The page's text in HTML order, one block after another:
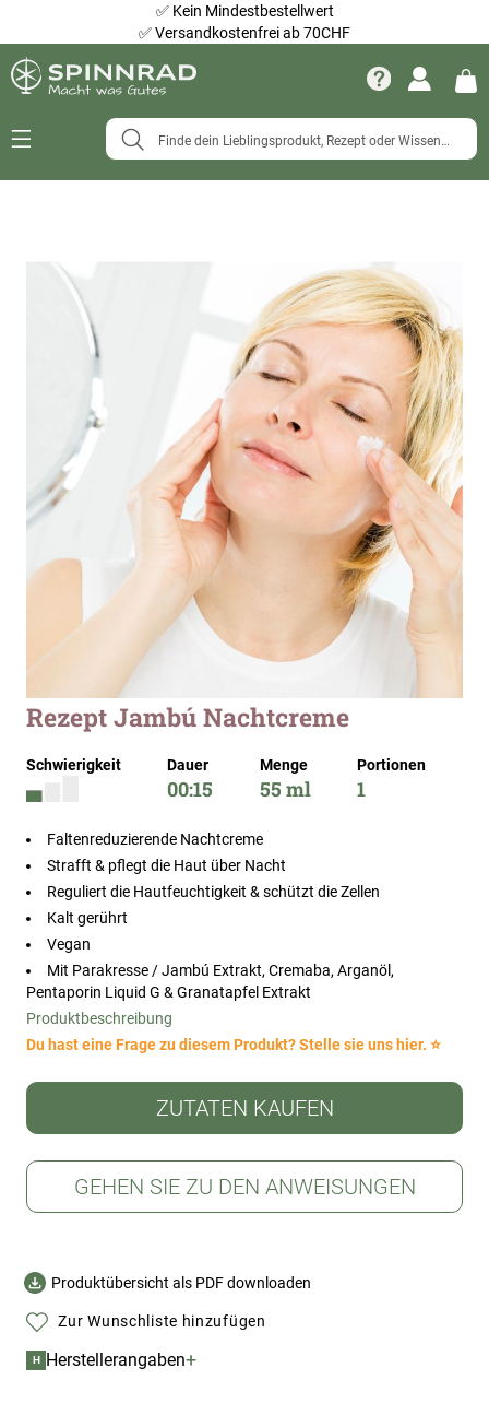
✅ Kein Mindestbestellwert
✅Versandkostenfrei ab 70CHF
Navigation
Bildergalerie
Zum
Anfang
Bildergalerie
springen
Rezept Jambú Nachtcreme
Schwierigkeit Dauer
00:15
Menge
55 ml
Portionen
1
Faltenreduzierende Nachtcreme
Strafft & pflegt die Haut über Nacht
Reguliert die Hautfeuchtigkeit & schützt die Zellen
Kalt gerührt
Vegan
Mit Parakresse / Jambú Extrakt, Cremaba, Arganöl,
Pentaporin Liquid G & Granatapfel Extrakt
Produktbeschreibung
Du hast eine Frage zu diesem Produkt? Stelle sie uns hier. ⭐
ZUTATEN KAUFEN
GEHEN SIE ZU DEN ANWEISUNGEN
Produktübersicht als PDF downloaden
Zur Wunschliste hinzufügen
H Herstellerangaben+